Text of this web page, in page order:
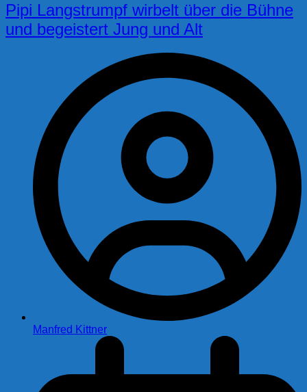
Pipi Langstrumpf wirbelt über die Bühne
und begeistert Jung und Alt
Manfred Kittner